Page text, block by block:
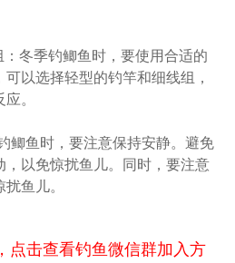
冬季钓鲫鱼时，要使用合适的
以选择轻型的钓竿和细线组，
。
鲫鱼时，要注意保持安静。避免
以免惊扰鱼儿。同时，要注意
鱼儿。
点击查看钓鱼微信群加入方